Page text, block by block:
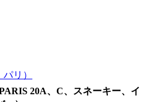
パリ）
20A、C、スネーキー、イ